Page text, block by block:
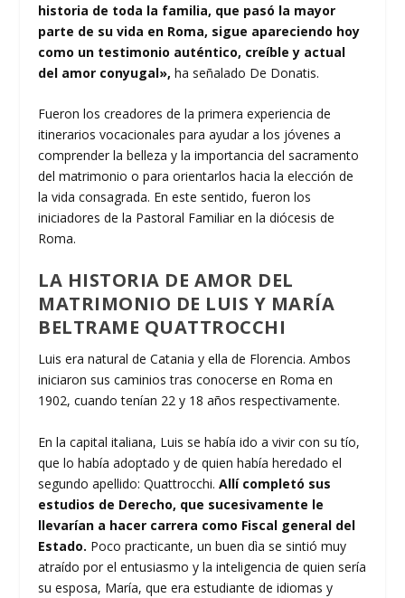
historia de toda la familia, que pasó la mayor
parte de su vida en Roma, sigue apareciendo hoy
como un testimonio auténtico, creíble y actual
del amor conyugal»,ha señalado De Donatis.
Fueron los creadores de la primera experiencia de
itinerarios vocacionales para ayudar a los jóvenes a
comprender la belleza y la importancia del sacramento
del matrimonio o para orientarlos hacia la elección de
la vida consagrada. En este sentido, fueron los
iniciadores de la Pastoral Familiar en la diócesis de
Roma.
LA HISTORIA DE AMOR DEL
MATRIMONIO DE LUIS Y MARÍA
BELTRAME QUATTROCCHI
Luis era natural de Catania y ella de Florencia. Ambos
iniciaron sus caminios tras conocerse en Roma en
1902, cuando tenían 22 y 18 años respectivamente.
En la capital italiana, Luis se había ido a vivir con su tío,
que lo había adoptado y de quien había heredado el
segundo apellido: Quattrocchi.Allí completó sus
estudios de Derecho, que sucesivamente le
llevarían a hacer carrera como Fiscal general del
Estado. Poco practicante, un buen dìa se sintió muy
atraído por el entusiasmo y la inteligencia de quien sería
su esposa, María, que era estudiante de idiomas y